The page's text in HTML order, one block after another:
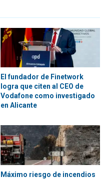
El fundador de Finetwork
logra que citen al CEO de
Vodafone como investigado
en Alicante
Máximo riesgo de incendios